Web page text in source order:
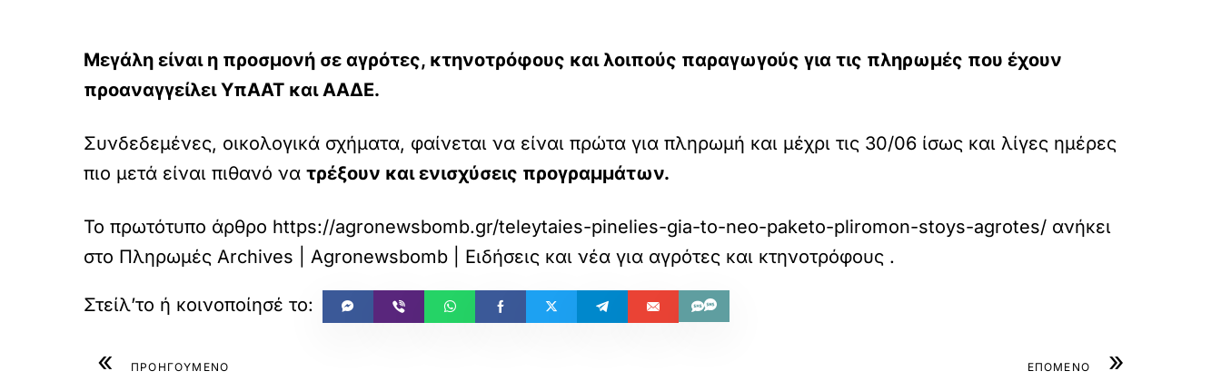
Μεγάλη είναι η προσμονή σε αγρότες, κτηνοτρόφους και λοιπούς παραγωγούς για τις πληρωμές που έχουν
προαναγγείλει ΥπΑΑΤ και ΑΑΔΕ.
Συνδεδεμένες, οικολογικά σχήματα, φαίνεται να είναι πρώτα για πληρωμή και μέχρι τις 30/06 ίσως και λίγες ημέρες
πιο μετά είναι πιθανό να τρέξουν και ενισχύσεις προγραμμάτων.
Το πρωτότυπο άρθρο https://agronewsbomb.gr/teleytaies-pinelies-gia-to-neo-paketo-pliromon-stoys-agrotes/ ανήκει
στο Πληρωμές Archives | Agronewsbomb | Ειδήσεις και νέα για αγρότες και κτηνοτρόφους .
« ΠΡΟΗΓΟΥΜΕΝΟ »
ΕΠΟΜΕΝΟ